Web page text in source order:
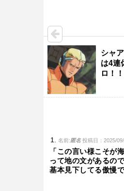
シャ
は4連
ロ！！
名前:匿名 投稿日：2025/
「この言い様こそが
って地の文があるの
基本見下してる傲慢